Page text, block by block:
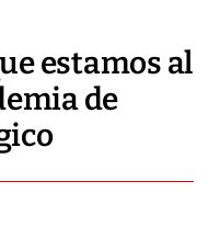
estamos al
de